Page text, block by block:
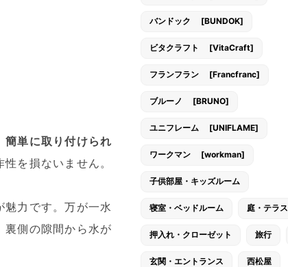
簡単に取り付けられ
を損ないません。
魅力です。万が一水
裏側の隙間から水が
バンドック [BUNDOK]
ビタクラフト [VitaCraft]
フランフラン [Francfranc]
ブルーノ [BRUNO]
ユニフレーム [UNIFLAME]
ワークマン [workman]
子供部屋・キッズルーム
寝室・ベッドルーム 庭・テラス
押入れ・クローゼット 旅行
玄関・エントランス 西松屋